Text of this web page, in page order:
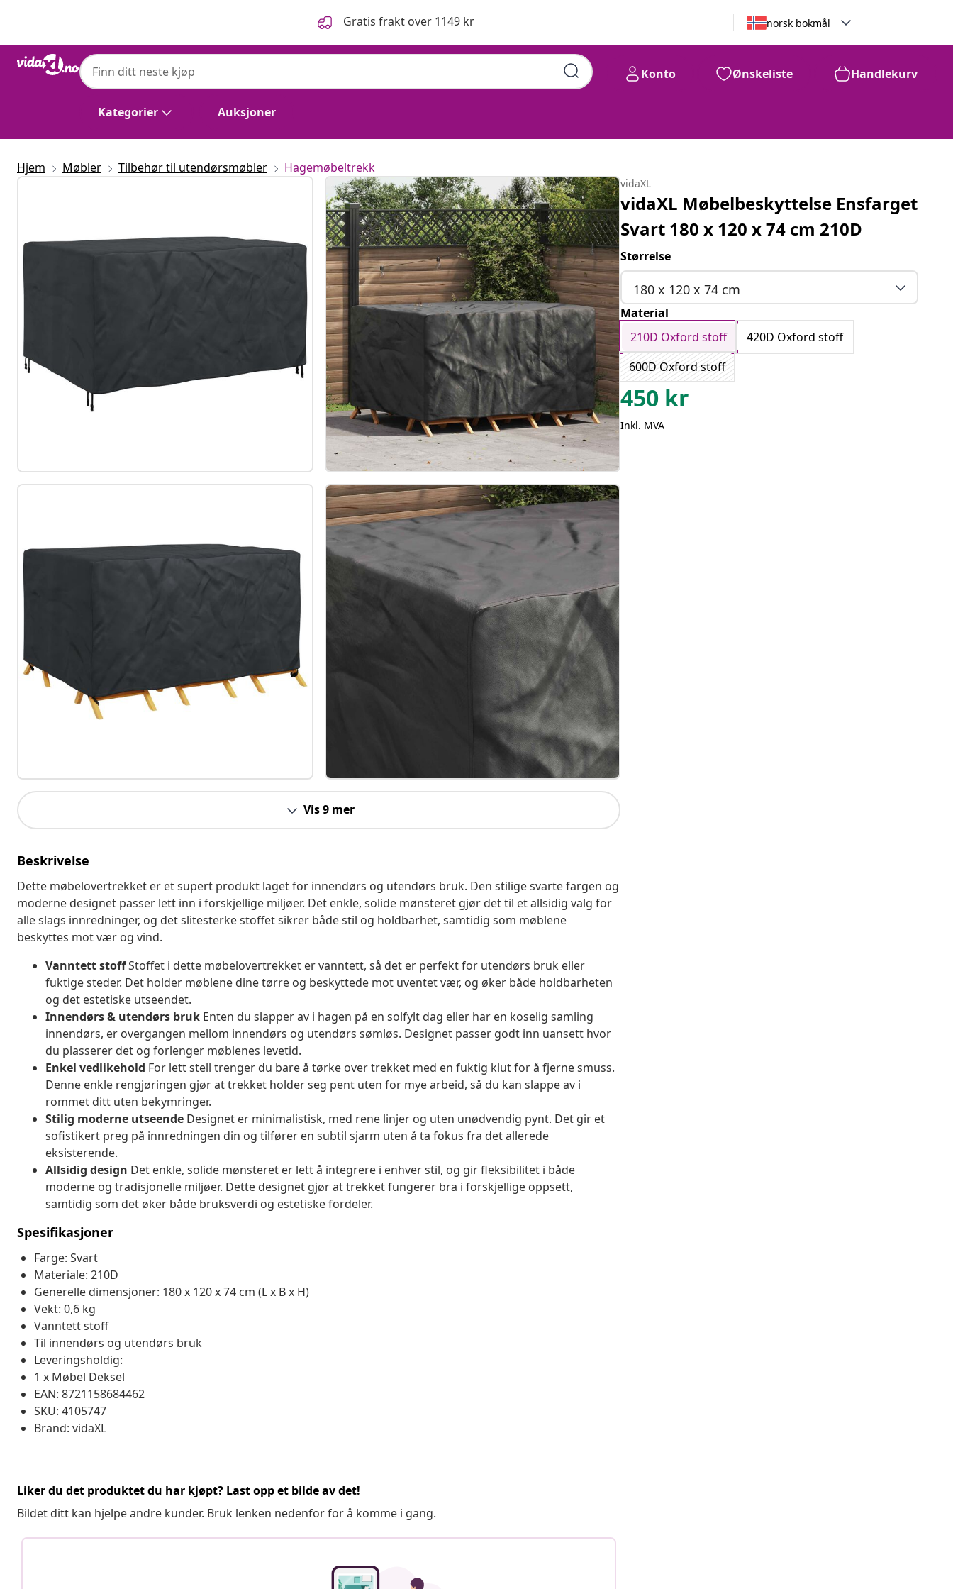
Gratis frakt over 1149 kr norsk bokmål
Kategorier Auksjoner
Konto Ønskeliste Handlekurv
Hjem Møbler Tilbehør til utendørsmøbler Hagemøbeltrekk
Vis 9 mer
Beskrivelse
Dette møbelovertrekket er et supert produkt laget for innendørs og utendørs bruk. Den stilige svarte fargen og
moderne designet passer lett inn i forskjellige miljøer. Det enkle, solide mønsteret gjør det til et allsidig valg for
alle slags innredninger, og det slitesterke stoffet sikrer både stil og holdbarhet, samtidig som møblene
beskyttes mot vær og vind.
Vanntett stoffStoffet i dette møbelovertrekket er vanntett, så det er perfekt for utendørs bruk eller
fuktige steder. Det holder møblene dine tørre og beskyttede mot uventet vær, og øker både holdbarheten
og det estetiske utseendet.
Innendørs & utendørs bruk Enten du slapper av i hagen på en solfylt dag eller har en koselig samling
innendørs, er overgangen mellom innendørs og utendørs sømløs. Designet passer godt inn uansett hvor
du plasserer det og forlenger møblenes levetid.
Enkel vedlikehold For lett stell trenger du bare å tørke over trekket med en fuktig klut for å fjerne smuss.
Denne enkle rengjøringen gjør at trekket holder seg pent uten for mye arbeid, så du kan slappe av i
rommet ditt uten bekymringer.
Stilig moderne utseende Designet er minimalistisk, med rene linjer og uten unødvendig pynt. Det gir et
sofistikert preg på innredningen din og tilfører en subtil sjarm uten å ta fokus fra det allerede
eksisterende.
Allsidig design Det enkle, solide mønsteret er lett å integrere i enhver stil, og gir fleksibilitet i både
moderne og tradisjonelle miljøer. Dette designet gjør at trekket fungerer bra i forskjellige oppsett,
samtidig som det øker både bruksverdi og estetiske fordeler.
Spesifikasjoner
Farge: Svart
Materiale: 210D
Generelle dimensjoner: 180 x 120 x 74 cm (L x B x H)
Vekt: 0,6 kg
Vanntett stoff
Til innendørs og utendørs bruk
Leveringsholdig:
1 x Møbel Deksel
EAN: 8721158684462
SKU: 4105747
Brand: vidaXL
Liker du det produktet du har kjøpt? Last opp et bilde av det!
Bildet ditt kan hjelpe andre kunder. Bruk lenken nedenfor for å komme i gang.
vidaXL
vidaXL Møbelbeskyttelse Ensfarget
Svart 180 x 120 x 74 cm 210D
Størrelse
180 x 120 x 74 cm
Material
210D Oxford stoff
420D Oxford stoff
600D Oxford stoff
450 kr
Inkl. MVA